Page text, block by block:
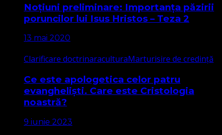
Noțiuni preliminare: Importanța păzirii
poruncilor lui Isus Hristos – Teza 2
13 mai 2020
Clarificare doctrinaraculturaMarturisire de credință
Ce este apologetica celor patru
evangheliști. Care este Cristologia
noastră?
9 iunie 2023